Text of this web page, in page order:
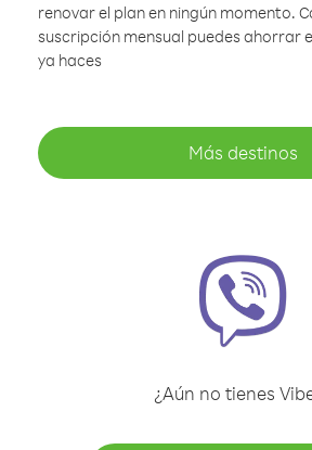
renovar el plan en ningún momento.
suscripción mensual puedes ahorrar
ya haces
Más destinos
¿Aún no tienes